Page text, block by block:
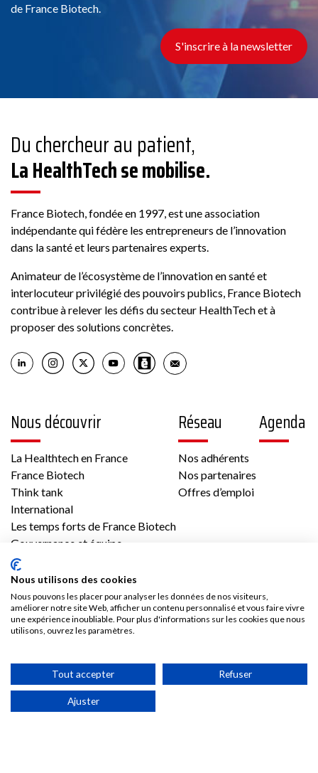
de France Biotech.
S'inscrire à la newsletter
Du chercheur au patient,
La HealthTech se mobilise.
France Biotech, fondée en 1997, est une association
indépendante qui fédère les entrepreneurs de l’innovation
dans la santé et leurs partenaires experts.
Animateur de l’écosystème de l’innovation en santé et
interlocuteur privilégié des pouvoirs publics, France Biotech
contribue à relever les défis du secteur HealthTech et à
proposer des solutions concrètes.
Nous découvrir
La Healthtech en France
France Biotech
Think tank
International
Les temps forts de France Biotech
Gouvernance et équipe
Réseau
Nos adhérents
Nos partenaires
Offres d’emploi
Agenda
Contenus
Vidéos
Publications
Les communiqués France Biotech
Les communiqués des Adhérents
Kit médias
Adhésion
Les avantages d’adhérer à France Biotech
Accès adhérent
Nous utilisons des cookies
Nous pouvons les placer pour analyser les données de nos visiteurs,
améliorer notre site Web, afficher un contenu personnalisé et vous faire vivre
une expérience inoubliable. Pour plus d'informations sur les cookies que nous
utilisons, ouvrez les paramètres.
Tout accepter Refuser
Ajuster